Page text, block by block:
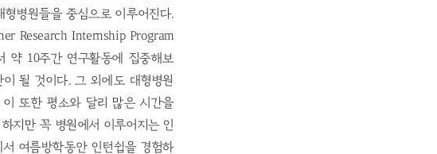
병원들을 중심으로 이루어진다.
Research Internship Program
약 10주간 연구활동에 집중해보
될 것이다. 그 외에도 대형병원
또한 평소와 달리 많은 시간을
지만 꼭 병원에서 이루어지는 인
여름방학동안 인턴쉽을 경험하